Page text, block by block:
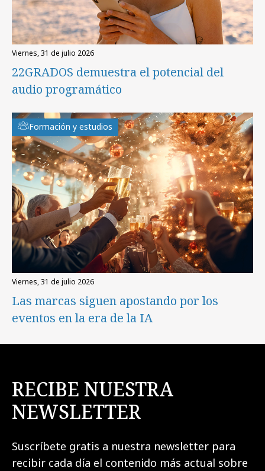
viernes, 31 de julio 2026
22GRADOS demuestra el potencial del
audio programático
Formación y estudios
viernes, 31 de julio 2026
Las marcas siguen apostando por los
eventos en la era de la IA
RECIBE NUESTRA
NEWSLETTER
Suscríbete gratis a nuestra newsletter para
recibir cada día el contenido más actual sobre